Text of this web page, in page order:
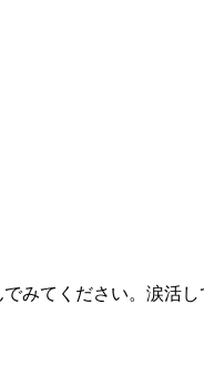
みてください。涙活し